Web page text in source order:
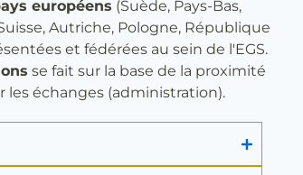
européens (Suède, Pays-Bas,
Autriche, Pologne, République
et fédérées au sein de l'EGS.
se fait sur la base de la proximité
échanges (administration).